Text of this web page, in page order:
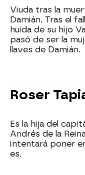
Viuda tras la
Damián. Tras el
huida de su hijo
pasó de ser la
llaves de Damián.
Roser
Es la hija del
Andrés de la
intentará poner
es.